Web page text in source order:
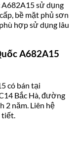
sử dụng
bề mặt phủ sơn
hợp sử dụng lâu
A682A15
có bán tại
Bắc Hà, đường
2 năm. Liên hệ
tiết.